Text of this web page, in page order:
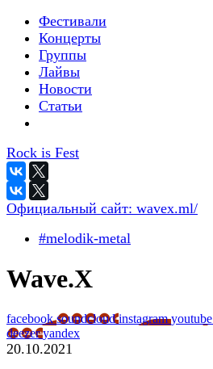
Фестивали
Концерты
Группы
Лайвы
Новости
Статьи
Rock is Fest
Официальный сайт: wavex.ml/
#melodik-metal
Wave.X
facebooksoundcloudinstagramyoutube
deezeryandex
20.10.2021